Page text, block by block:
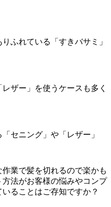
ふれている「すきバサミ」
ザー」を使うケースも多く
セニング」や「レザー」
業で髪を切れるので楽かも
法がお客様の悩みやコンプ
ることはご存知ですか？